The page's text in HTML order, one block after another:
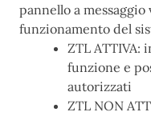
pannello a
funzionamento del
ZTL ATTIVA:
funzione e
autorizzati
ZTL NON